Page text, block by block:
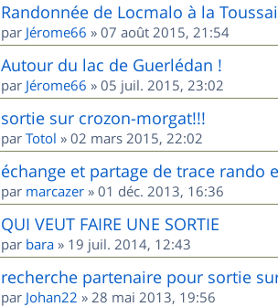
Randonnée de Locmalo à la
par Jérome66 » 07 août 2015, 21:54
Autour du lac de Guerlédan !
par Jérome66 » 05 juil. 2015, 23:02
sortie sur crozon-morgat!!!
par Totol » 02 mars 2015, 22:02
échange et partage de trace rando
par marcazer » 01 déc. 2013, 16:36
QUI VEUT FAIRE UNE SORTIE
par bara » 19 juil. 2014, 12:43
recherche partenaire pour sortie
par Johan22 » 28 mai 2013, 19:56